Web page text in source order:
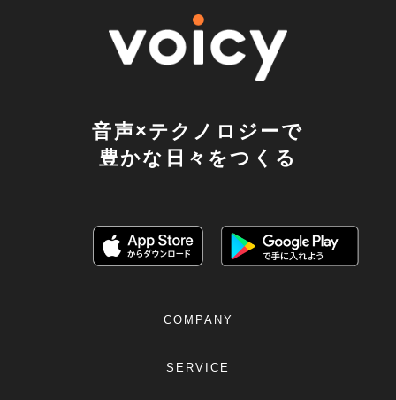
音声×テクノロジーで
豊かな日々をつくる
COMPANY
SERVICE